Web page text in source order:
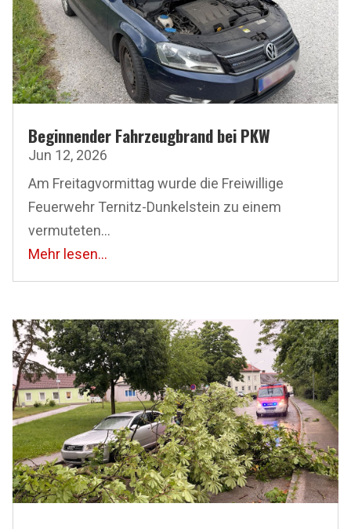
Beginnender Fahrzeugbrand bei PKW
Jun 12, 2026
Am Freitagvormittag wurde die Freiwillige
Feuerwehr Ternitz-Dunkelstein zu einem
vermuteten...
Mehr lesen...